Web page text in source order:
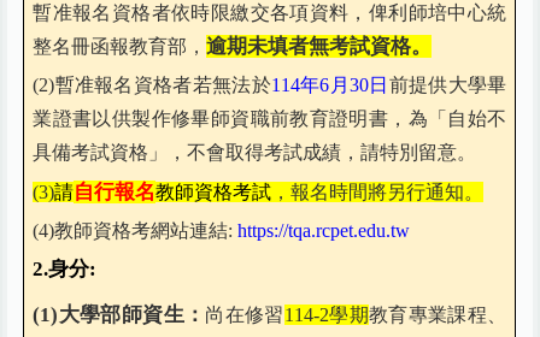
暫准報名資格者依時限繳交各項資料，俾利師培中心統
整名冊函報教育部，逾期未填者無考試資格。
(2)暫准報名資格者若無法於114年6月30日 前提供大學畢
業證書以供製作修畢師資職前教育證明書，為「自始不
具備考試資格」，不會取得考試成績，請特別留意。
(3)請自行報名教師資格考試 ，報名時間將另行通知。
(4)教師資格考網站連結:https://tqa.rcpet.edu.tw
2.身分:
(1)大學部師資生： 尚在修習114-2學期教育專業課程、